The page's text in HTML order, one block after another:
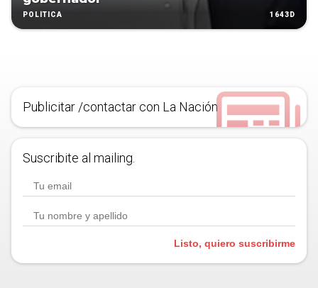
POLÍTICA 1643D
Publicitar /contactar con La Nación
Suscribite al mailing.
Listo, quiero suscribirme